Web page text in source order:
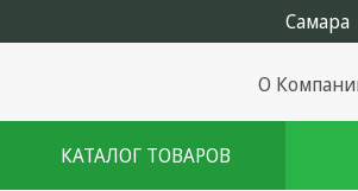
О
КАТАЛОГ ТОВАРОВ